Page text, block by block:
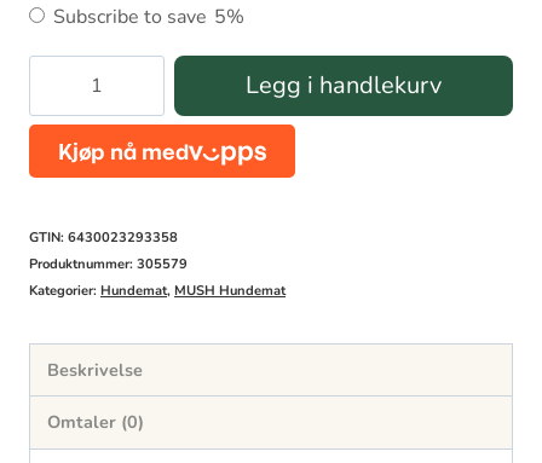
purchase
type
Subscribe to save 5%
Grønn
Starter
Gris-
Kylling)
10kg
antall
Legg i handlekurv
GTIN: 6430023293358
Produktnummer: 305579
Kategorier: Hundemat, MUSH Hundemat
Beskrivelse
Omtaler (0)